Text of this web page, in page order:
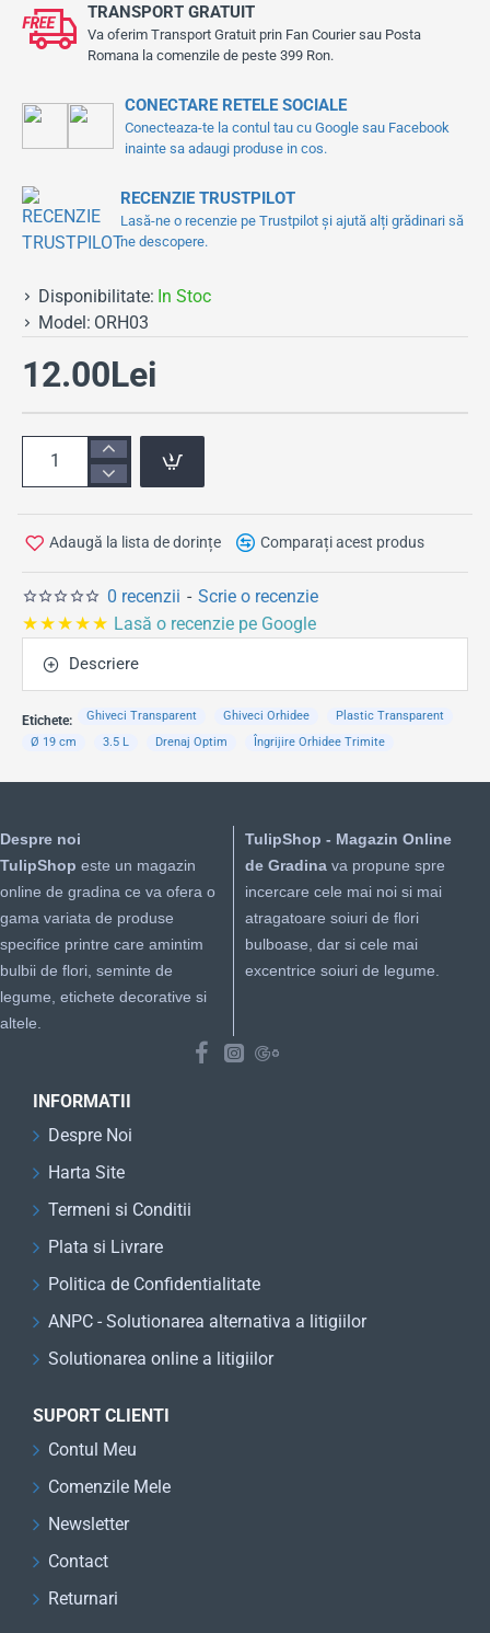
CONECTARE RETELE SOCIALE
Conecteaza-te la contul tau cu Google sau Facebook
inainte sa adaugi produse in cos.
TRANSPORT GRATUIT
Va oferim Transport Gratuit prin Fan Courier sau Posta
Romana la comenzile de peste 399 Ron.
RECENZIE TRUSTPILOT
Lasă-ne o recenzie pe Trustpilot și ajută alți grădinari să
ne descopere.
Disponibilitate: In Stoc
Model: ORH03
0 recenzii - Scrie o recenzie
12.00Lei
Adaugă la lista de dorințe Comparați acest produs
★★★★★ Lasă o recenzie pe Google
Descriere
Etichete: Ghiveci Transparent Ghiveci Orhidee
Plastic Transparent
Ø 19 cm
3.5 L Drenaj Optim Îngrijire Orhidee Trimite
Despre noi
TulipShop este un magazin
online de gradina ce va ofera o
gama variata de produse
specifice printre care amintim
bulbii de flori, seminte de
legume, etichete decorative si
altele.
TulipShop - Magazin Online
de Gradinava propune spre
incercare cele mai noi si mai
atragatoare soiuri de flori
bulboase, dar si cele mai
excentrice soiuri de legume.
INFORMATII
Despre Noi
Harta Site
Termeni si Conditii
Plata si Livrare
Politica de Confidentialitate
ANPC - Solutionarea alternativa a litigiilor
Solutionarea online a litigiilor
SUPORT CLIENTI
Contul Meu
Comenzile Mele
Newsletter
Contact
Returnari